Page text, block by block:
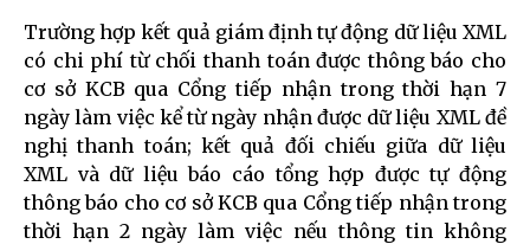
Trường hợp kết quả giám định tự động dữ liệu XML
có chi phí từ chối thanh toán được thông báo cho
cơ sở KCB qua Cổng tiếp nhận trong thời hạn 7
ngày làm việc kể từ ngày nhận được dữ liệu XML đề
nghị thanh toán; kết quả đối chiếu giữa dữ liệu
XML và dữ liệu báo cáo tổng hợp được tự động
thông báo cho cơ sở KCB qua Cổng tiếp nhận trong
thời hạn 2 ngày làm việc nếu thông tin không